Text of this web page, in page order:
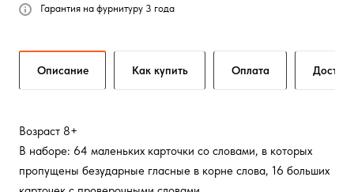
Гарантия на фурнитуру 3 года
Описание Как купить Оплата
Возраст 8+
В наборе: 64 маленьких карточки со словами, в которых
пропущены безударные гласные в корне слова, 16 больших